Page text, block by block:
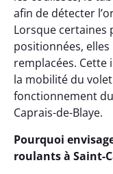
afin de détecter
Lorsque certaines
positionnées,
remplacées.
la mobilité du
fonctionnement
Caprais-de-Blaye.
Pourquoi
roulants à Saint-